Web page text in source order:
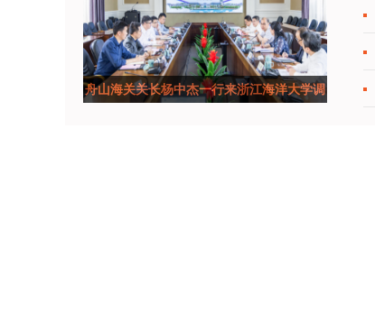
舟山海关关长杨中杰一行来浙江海洋大学调